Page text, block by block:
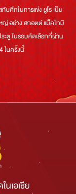
ศึกในการแข่ง ยูโร เป็น
ญ่ อย่าง สกอตต์ แม็คโทมิ
ะตู ในรอบคัดเลือกที่ผ่าน
ในครั้งนี้
เอเชีย